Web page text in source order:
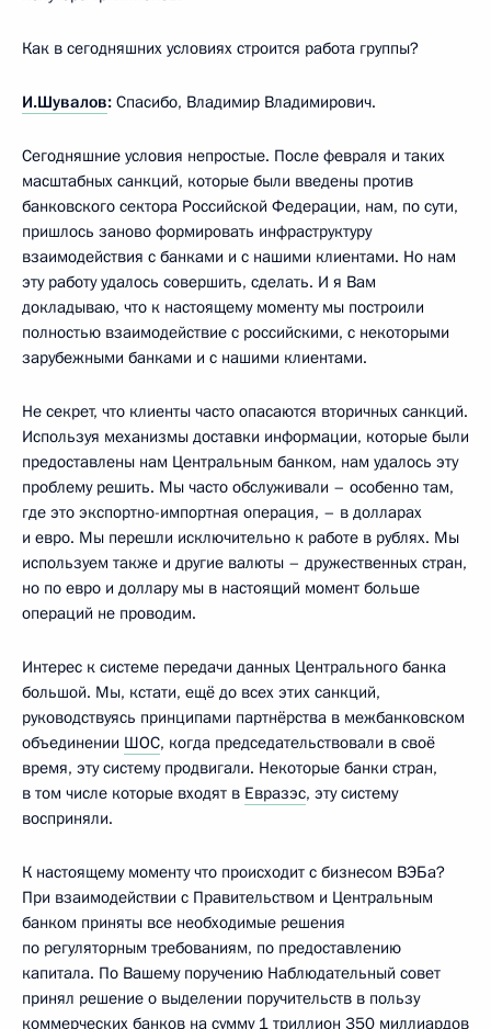
Как в сегодняшних условиях строится работа группы?
И.Шувалов: Спасибо, Владимир Владимирович.
Сегодняшние условия непростые. После февраля и таких
масштабных санкций, которые были введены против
банковского сектора Российской Федерации, нам, по сути,
пришлось заново формировать инфраструктуру
взаимодействия с банками и с нашими клиентами. Но нам
эту работу удалось совершить, сделать. И я Вам
докладываю, что к настоящему моменту мы построили
полностью взаимодействие с российскими, с некоторыми
зарубежными банками и с нашими клиентами.
Не секрет, что клиенты часто опасаются вторичных санкций.
Используя механизмы доставки информации, которые были
предоставлены нам Центральным банком, нам удалось эту
проблему решить. Мы часто обслуживали – особенно там,
где это экспортно-импортная операция, – в долларах
и евро. Мы перешли исключительно к работе в рублях. Мы
используем также и другие валюты – дружественных стран,
но по евро и доллару мы в настоящий момент больше
операций не проводим.
Интерес к системе передачи данных Центрального банка
большой. Мы, кстати, ещё до всех этих санкций,
руководствуясь принципами партнёрства в межбанковском
объединении ШОС, когда председательствовали в своё
время, эту систему продвигали. Некоторые банки стран,
в том числе которые входят в Евразэс, эту систему
восприняли.
К настоящему моменту что происходит с бизнесом ВЭБа?
При взаимодействии с Правительством и Центральным
банком приняты все необходимые решения
по регуляторным требованиям, по предоставлению
капитала. По Вашему поручению Наблюдательный совет
принял решение о выделении поручительств в пользу
коммерческих банков на сумму 1 триллион 350 миллиардов